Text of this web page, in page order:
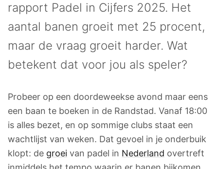
rapport Padel in Cijfers 2025. Het
aantal banen groeit met 25 procent,
maar de vraag groeit harder. Wat
betekent dat voor jou als speler?
Probeer op een doordeweekse avond maar eens
een baan te boeken in de Randstad. Vanaf 18:00
is alles bezet, en op sommige clubs staat een
wachtlijst van weken. Dat gevoel in je onderbuik
klopt: de groei van padel in Nederland overtreft